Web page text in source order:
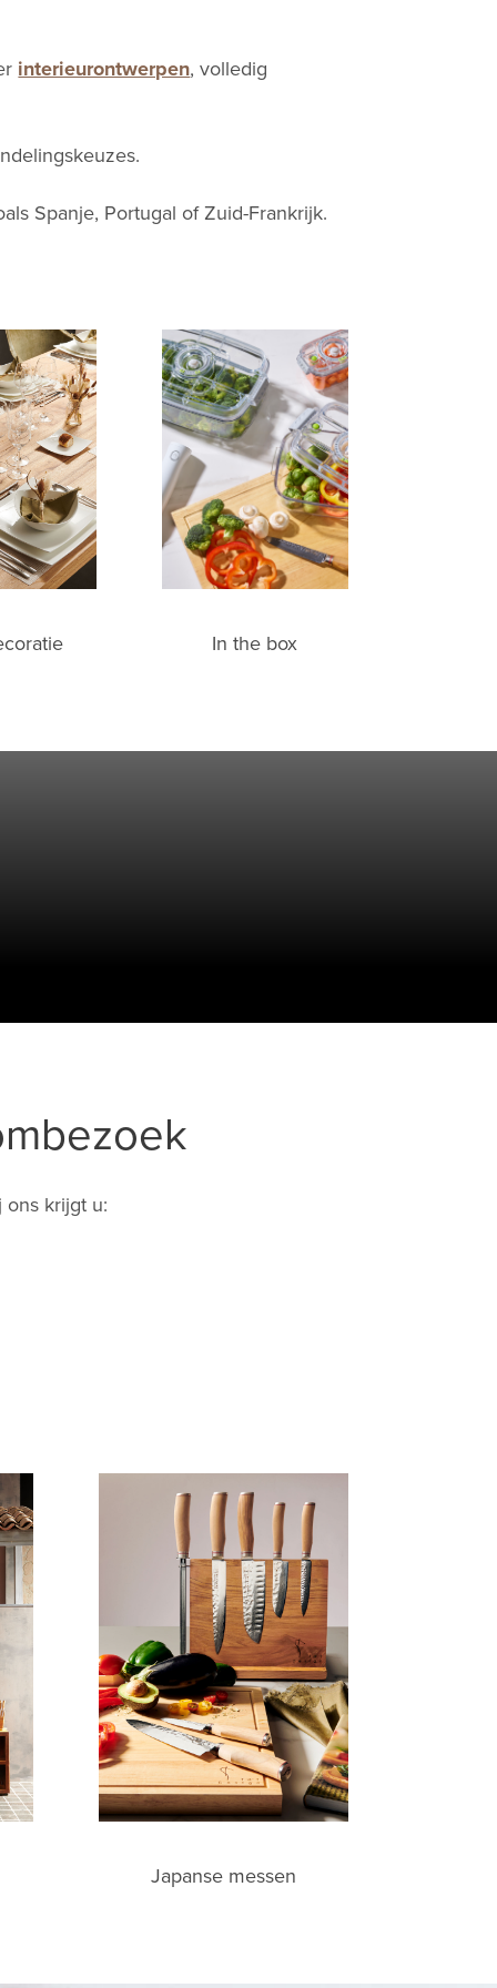
interieurontwerpen, volledig
Spanje, Portugal of Zuid-Frankrijk.
In the box
ons krijgt u:
Japanse messen